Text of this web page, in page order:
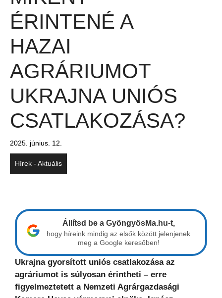
ÉRINTENÉ A
HAZAI
AGRÁRIUMOT
UKRAJNA UNIÓS
CSATLAKOZÁSA?
2025. június. 12.
Hírek - Aktuális
Állítsd be a GyöngyösMa.hu-t,
hogy híreink mindig az elsők között jelenjenek
meg a Google keresőben!
Ukrajna gyorsított uniós csatlakozása az
agráriumot is súlyosan érintheti – erre
figyelmeztetett a Nemzeti Agrárgazdasági